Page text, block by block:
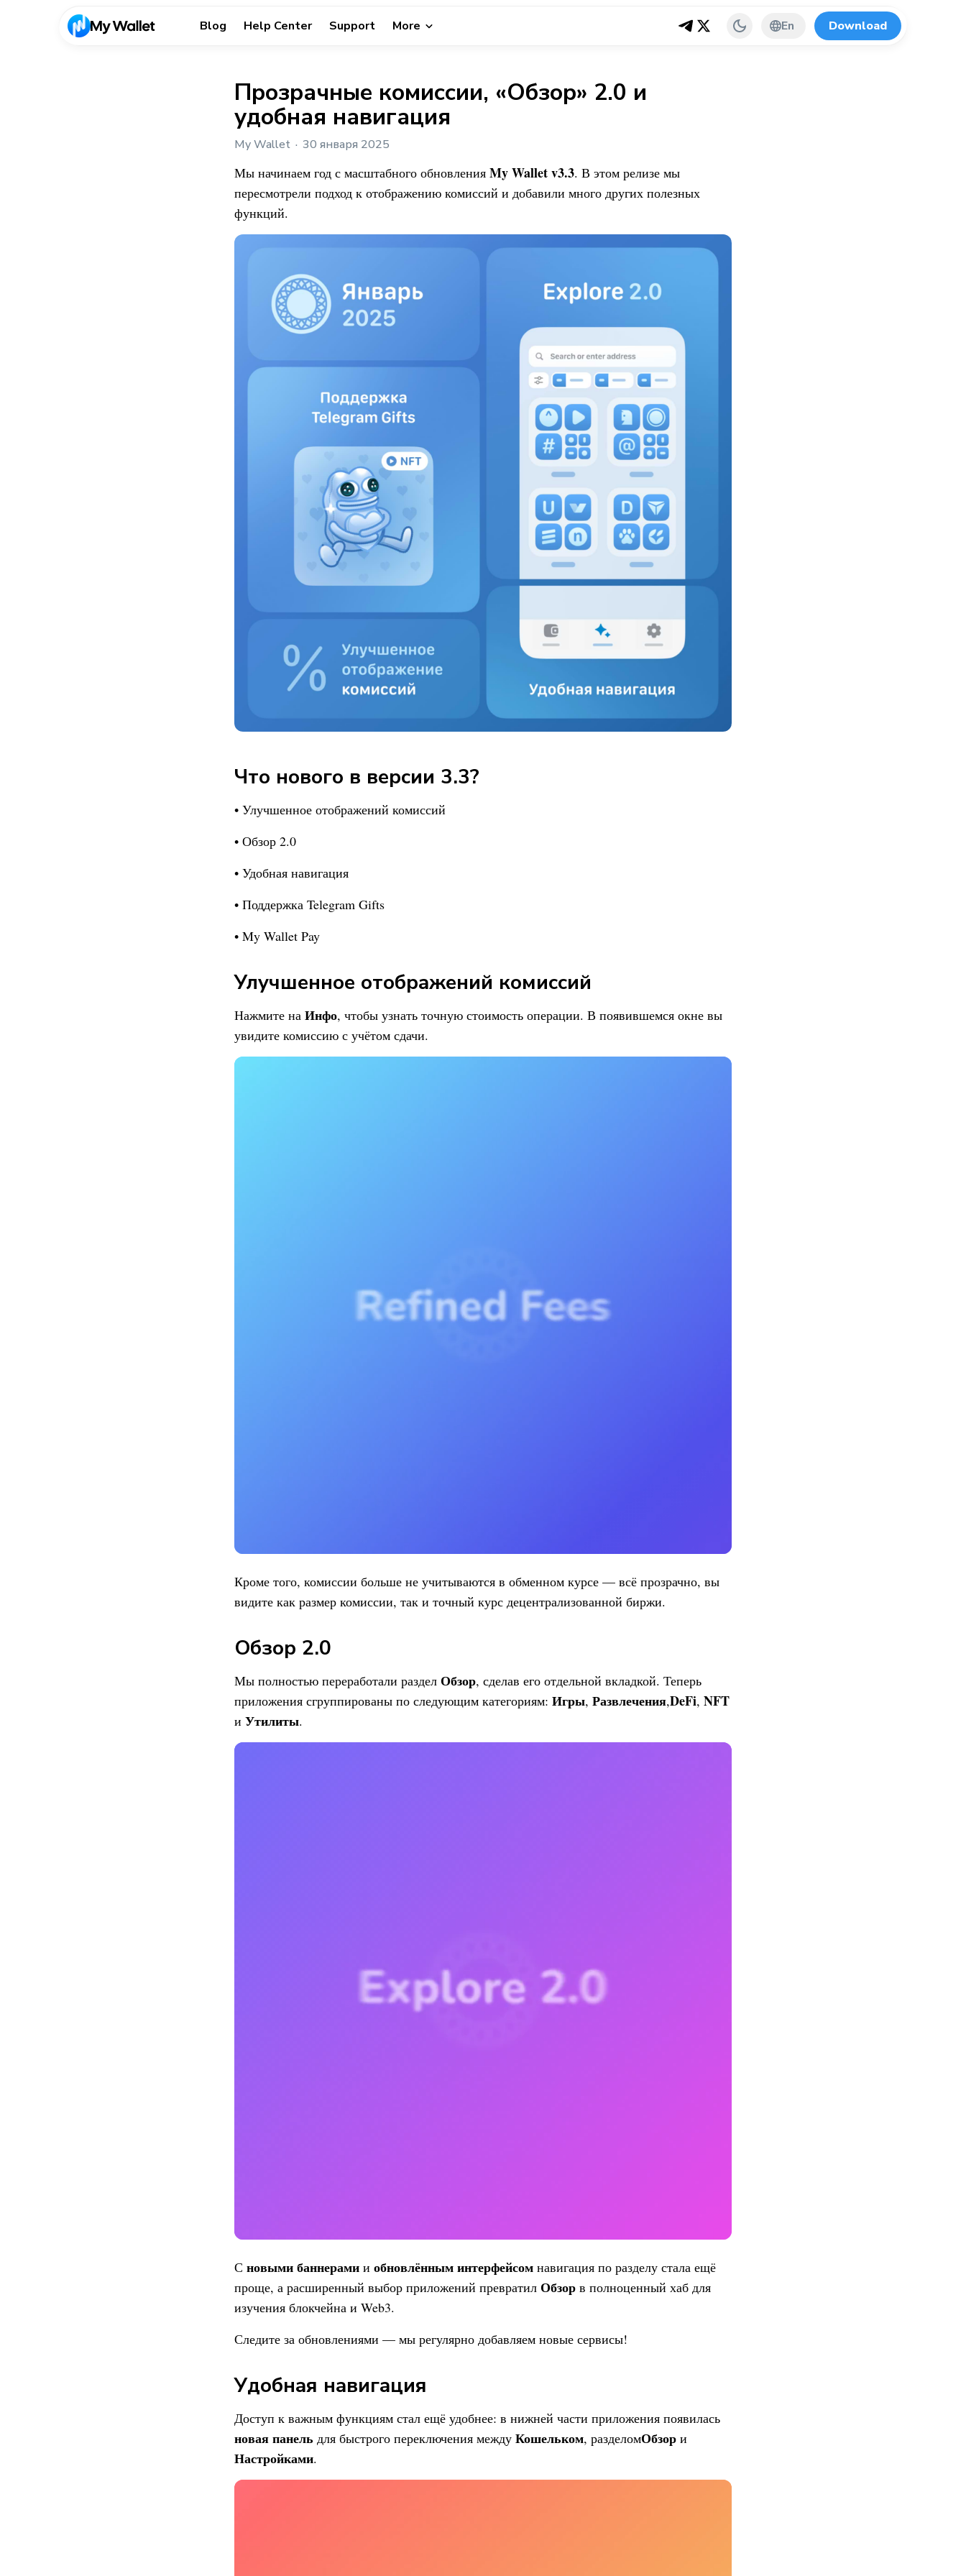
Blog Help Center Support More En Download
Прозрачные комиссии, «Обзор» 2.0 и
удобная навигация
My Wallet 30 января 2025
Мы начинаем год с масштабного обновления My Walletv3.3. В этом релизе мы
пересмотрели подход к отображению комиссий и добавили много других полезных
функций.
Что нового в версии 3.3?
• Улучшенное отображений комиссий
• Обзор 2.0
• Удобная навигация
• Поддержка Telegram Gifts
• My Wallet Pay
Улучшенное отображений комиссий
Нажмите на Инфо, чтобы узнать точную стоимость операции. В появившемся окне вы
увидите комиссию с учётом сдачи.
Кроме того, комиссии больше не учитываются в обменном курсе — всё прозрачно, вы
видите как размер комиссии, так и точный курс децентрализованной биржи.
Обзор 2.0
Мы полностью переработали раздел Обзор, сделав его отдельной вкладкой. Теперь
приложения сгруппированы по следующим категориям: Игры, Развлечения,DeFi, NFT
и Утилиты.
С новыми баннерами и обновлённым интерфейсом навигация по разделу стала ещё
проще, а расширенный выбор приложений превратил Обзор в полноценный хаб для
изучения блокчейна и Web3.
Следите за обновлениями — мы регулярно добавляем новые сервисы!
Удобная навигация
Доступ к важным функциям стал ещё удобнее: в нижней части приложения появилась
новая панель для быстрого переключения между Кошельком, разделомОбзор и
Настройками.